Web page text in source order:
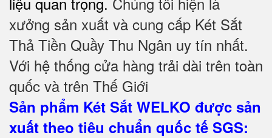
xưởng sản xuất và cung cấp Két Sắt
Thả Tiền Quầy Thu Ngân uy tín nhất.
Với hệ thống cửa hàng trải dài trên toàn
quốc và trên Thế Giới
Sản phẩm Két Sắt WELKO được sản
xuất theo tiêu chuẩn quốc tế SGS: